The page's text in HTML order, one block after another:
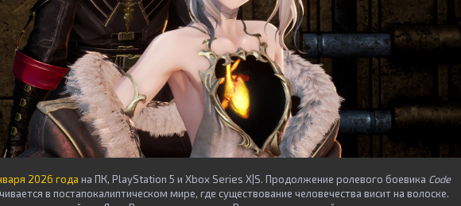
2026 года на ПК, PlayStation 5 и Xbox Series X|S. Продолжение ролевого боевика Code
в постапокалиптическом мире, где существование человечества висит на волоске.